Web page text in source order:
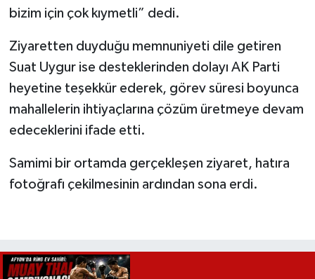
bizim için çok kıymetli” dedi.
Ziyaretten duyduğu memnuniyeti dile getiren
Suat Uygur ise desteklerinden dolayı AK Parti
heyetine teşekkür ederek, görev süresi boyunca
mahallelerin ihtiyaçlarına çözüm üretmeye devam
edeceklerini ifade etti.
Samimi bir ortamda gerçekleşen ziyaret, hatıra
fotoğrafı çekilmesinin ardından sona erdi.